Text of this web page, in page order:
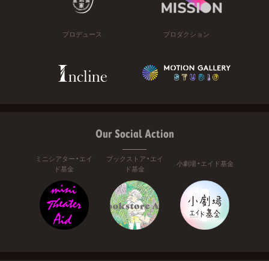
プロデュース プロダクション
Our Social Action
ミニシアター・エイ
ド基金
ブックストア・エイ
ド基金
小劇場・エイド基金